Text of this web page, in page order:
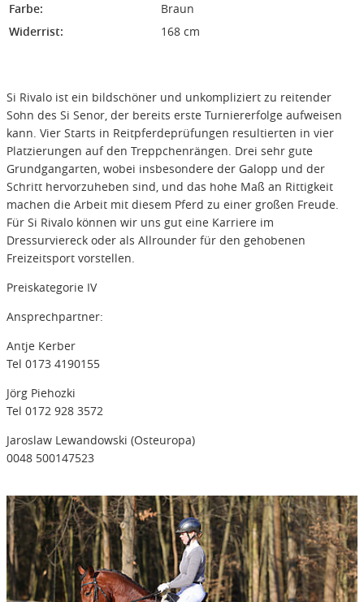
Farbe:
Braun
Widerrist:
168 cm
Si Rivalo ist ein bildschöner und unkompliziert zu reitender
Sohn des Si Senor, der bereits erste Turniererfolge aufweisen
kann. Vier Starts in Reitpferdeprüfungen resultierten in vier
Platzierungen auf den Treppchenrängen. Drei sehr gute
Grundgangarten, wobei insbesondere der Galopp und der
Schritt hervorzuheben sind, und das hohe Maß an Rittigkeit
machen die Arbeit mit diesem Pferd zu einer großen Freude.
Für Si Rivalo können wir uns gut eine Karriere im
Dressurviereck oder als Allrounder für den gehobenen
Freizeitsport vorstellen.
Preiskategorie IV
Ansprechpartner:
Antje Kerber
Tel 0173 4190155
Jörg Piehozki
Tel 0172 928 3572
Jaroslaw Lewandowski (Osteuropa)
0048 500147523